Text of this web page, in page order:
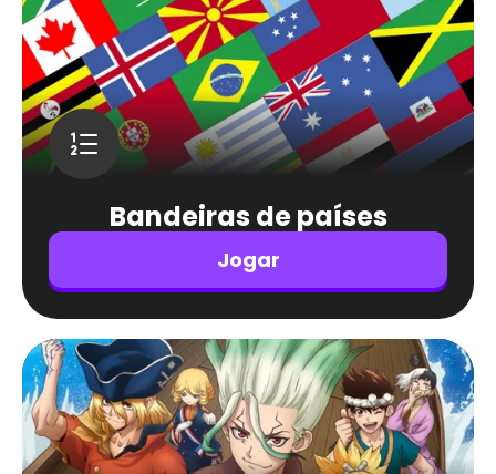
Bandeiras de países
Jogar